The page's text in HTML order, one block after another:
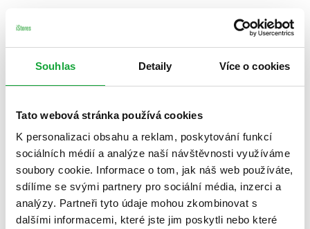
Souhlas Detaily Více o cookies
Tato webová stránka používá cookies
K personalizaci obsahu a reklam, poskytování funkcí
sociálních médií a analýze naší návštěvnosti využíváme
soubory cookie. Informace o tom, jak náš web používáte,
sdílíme se svými partnery pro sociální média, inzerci a
analýzy. Partneři tyto údaje mohou zkombinovat s
dalšími informacemi, které jste jim poskytli nebo které